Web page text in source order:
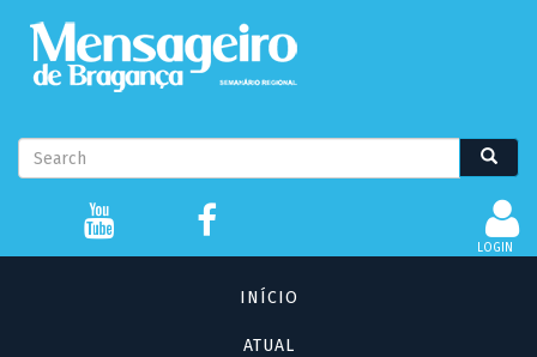
para
conteúdo
Formulário
pesquisa
Search Search
LOGIN
INÍCIO
ATUAL